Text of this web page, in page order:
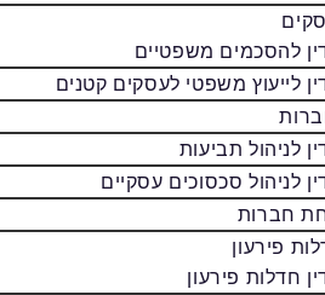
להסכמים משפטיים
לייעוץ משפטי לעסקים קטנים
לניהול תביעות
לניהול סכסוכים עסקיים
חברות
פירעון
חדלות פירעון